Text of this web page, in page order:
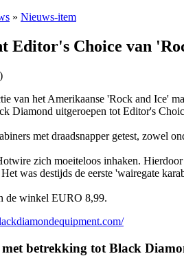
» Nieuws-item
Editor's Choice van
van het Amerikaanse 'Rock and Ice'
Diamond uitgeroepen tot Editor's
met draadsnapper getest, zowel
zich moeiteloos inhaken.
was destijds de eerste 'wairegate
de winkel EURO 8,99.
met betrekking tot Black